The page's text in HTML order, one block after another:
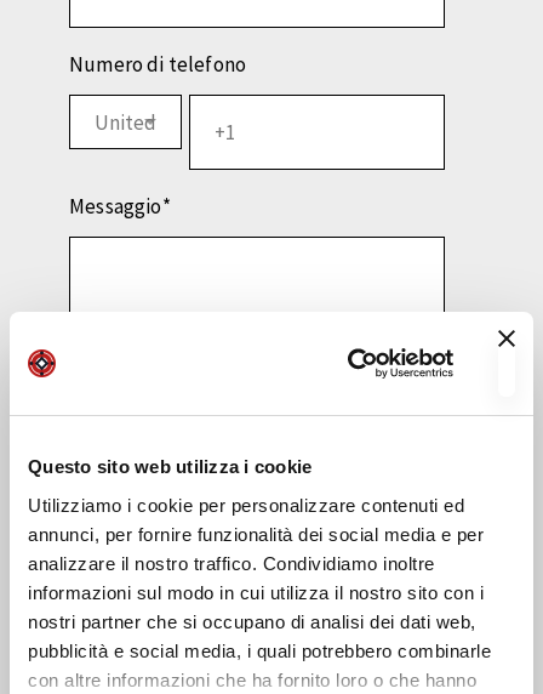
Questo sito web utilizza i cookie
Utilizziamo i cookie per personalizzare contenuti ed
annunci, per fornire funzionalità dei social media e per
analizzare il nostro traffico. Condividiamo inoltre
informazioni sul modo in cui utilizza il nostro sito con i
nostri partner che si occupano di analisi dei dati web,
pubblicità e social media, i quali potrebbero combinarle
con altre informazioni che ha fornito loro o che hanno
Numero di telefono
Messaggio*
Effettuando questa richiesta accetti i nostri